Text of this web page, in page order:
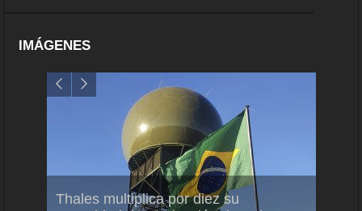
IMÁGENES
Thales multiplica por diez su